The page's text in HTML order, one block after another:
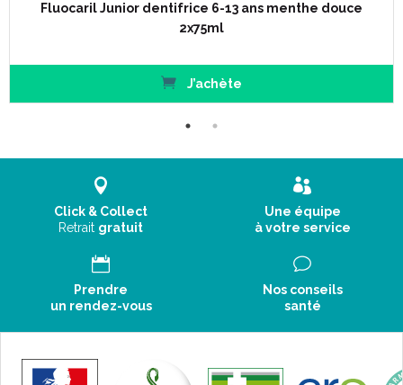
Fluocaril Junior dentifrice 6-13 ans menthe douce
2x75ml
J’achète
Click & Collect
Retrait gratuit
Une équipe
à votre service
Prendre
un rendez-vous
Nos conseils
santé